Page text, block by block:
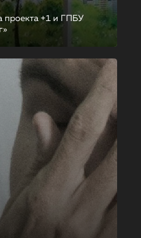
проекта +1 и ГПБУ